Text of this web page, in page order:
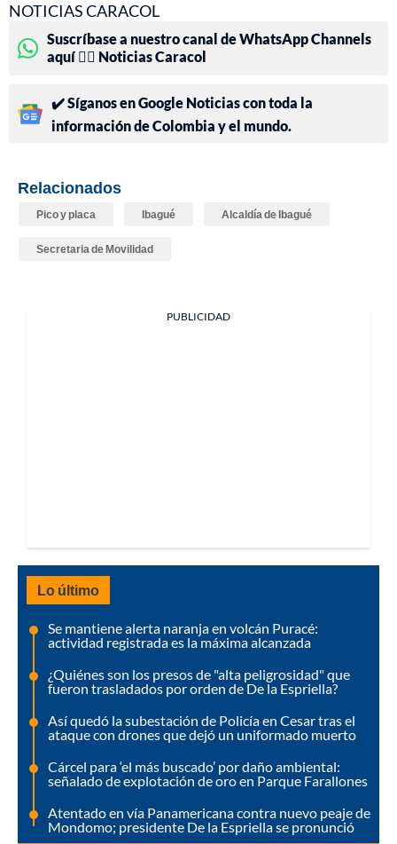
NOTICIAS CARACOL
Suscríbase a nuestro canal de WhatsApp Channels
aquí 👉🏻 Noticias Caracol
✔️ Síganos en Google Noticias con toda la
información de Colombia y el mundo.
Relacionados
Pico y placa Ibagué Alcaldía de Ibagué
Secretaria de Movilidad
PUBLICIDAD
Lo último
Se mantiene alerta naranja en volcán Puracé:
actividad registrada es la máxima alcanzada
¿Quiénes son los presos de "alta peligrosidad" que
fueron trasladados por orden de De la Espriella?
Así quedó la subestación de Policía en Cesar tras el
ataque con drones que dejó un uniformado muerto
Cárcel para ‘el más buscado’ por daño ambiental:
señalado de explotación de oro en Parque Farallones
Atentado en vía Panamericana contra nuevo peaje de
Mondomo; presidente De la Espriella se pronunció